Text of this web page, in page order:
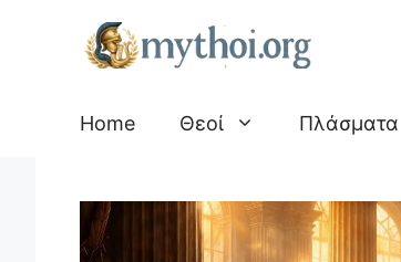
περιεχόμενο
Home Θεοί Πλάσματα